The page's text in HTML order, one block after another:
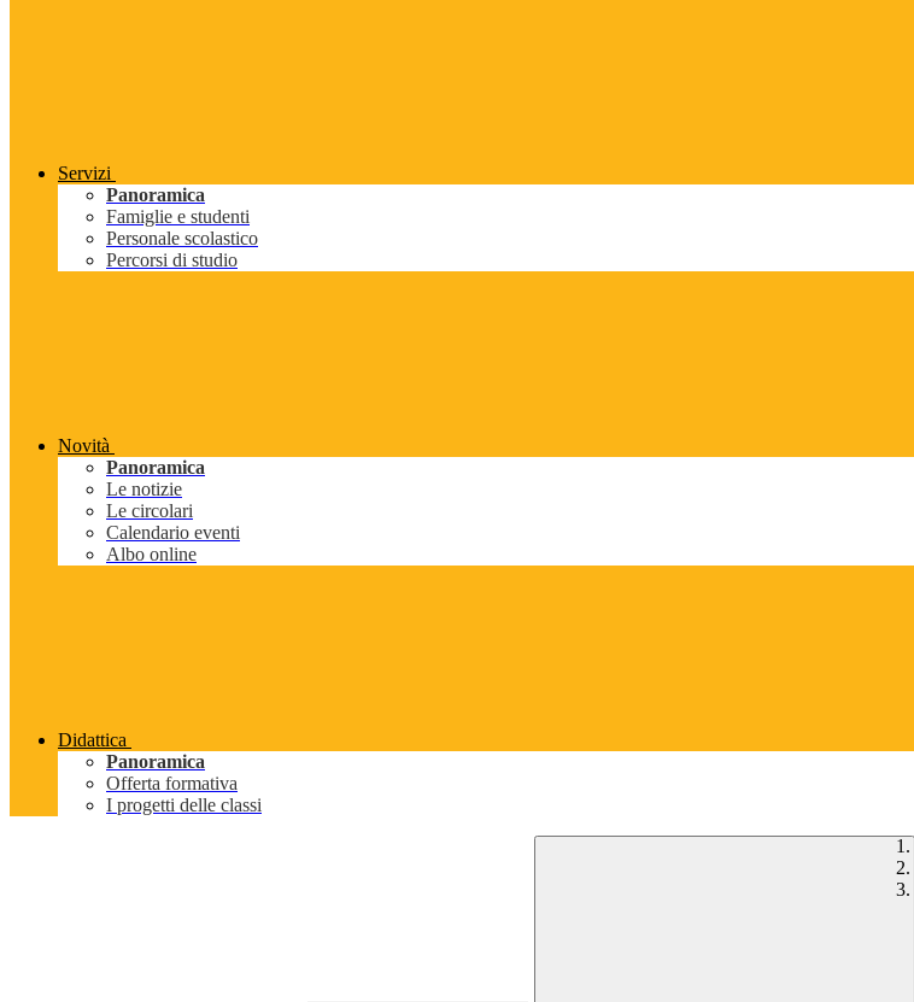
Servizi
Panoramica
Famiglie e studenti
Personale scolastico
Percorsi di studio
Novità
Panoramica
Le notizie
Le circolari
Calendario eventi
Albo online
Didattica
Panoramica
Offerta formativa
I progetti delle classi